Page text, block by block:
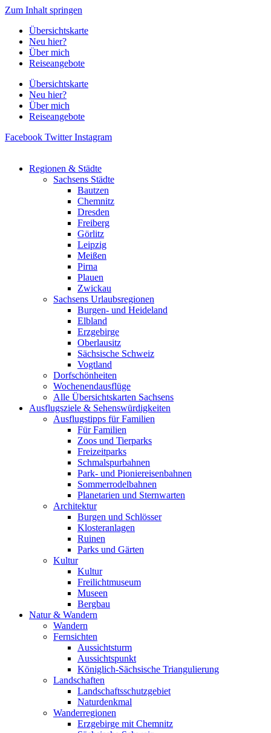
Zum Inhalt springen
Übersichtskarte
Neu hier?
Über mich
Reiseangebote
Übersichtskarte
Neu hier?
Über mich
Reiseangebote
Facebook Twitter Instagram
Regionen & Städte
Sachsens Städte
Bautzen
Chemnitz
Dresden
Freiberg
Görlitz
Leipzig
Meißen
Pirna
Plauen
Zwickau
Sachsens Urlaubsregionen
Burgen- und Heideland
Elbland
Erzgebirge
Oberlausitz
Sächsische Schweiz
Vogtland
Dorfschönheiten
Wochenendausflüge
Alle Übersichtskarten Sachsens
Ausflugsziele & Sehenswürdigkeiten
Ausflugstipps für Familien
Für Familien
Zoos und Tierparks
Freizeitparks
Schmalspurbahnen
Park- und Pioniereisenbahnen
Sommerrodelbahnen
Planetarien und Sternwarten
Architektur
Burgen und Schlösser
Klosteranlagen
Ruinen
Parks und Gärten
Kultur
Kultur
Freilichtmuseum
Museen
Bergbau
Natur & Wandern
Wandern
Fernsichten
Aussichtsturm
Aussichtspunkt
Königlich-Sächsische Triangulierung
Landschaften
Landschaftsschutzgebiet
Naturdenkmal
Wanderregionen
Erzgebirge mit Chemnitz